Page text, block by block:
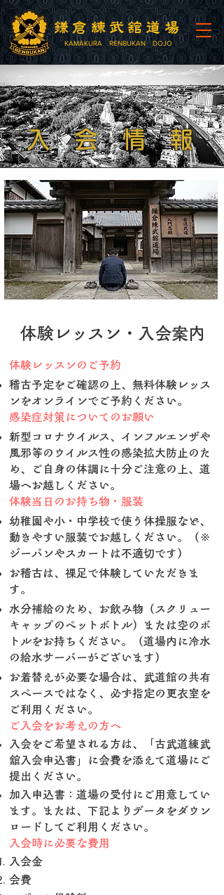
KAMAKURA RENBUKAN DOJO
鎌倉練武舘道場
入会情報
体験レッスン・入会案内
体験レッスンのご予約
稽古予定をご確認の上、無料体験レッス
ンをオンラインでご予約ください。
感染症対策についてのお願い
新型コロナウイルス、インフルエンザや
風邪等のウイルス性の感染拡大防止のた
め、ご自身の体調に十分ご注意の上、道
場へお越しください。
体験当日のお持ち物・服装
幼稚園や小・中学校で使う体操服など、
動きやすい服装でお越しください。（※
ジーパンやスカートは不適切です）
お稽古は、裸足で体験していただきま
す。
水分補給のため、お飲み物（スクリュー
キャップのペットボトル）または空のボ
トルをお持ちください。（道場内に冷水
の給水サーバーがございます）
お着替えが必要な場合は、武道館の共有
スペースではなく、必ず指定の更衣室を
ご利用ください。
ご入会をお考えの方へ
入会をご希望される方は、「古武道練武
舘入会申込書」に会費を添えて道場にご
提出ください。
加入申込書：道場の受付にご用意してい
ます。または、下記よりデータをダウン
ロードしてご利用ください。
入会時に必要な費用
入会金
会費